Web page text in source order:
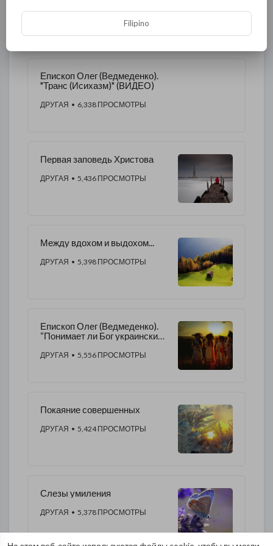
ДРУГАЯ• 6,043 ПРОСМОТРЫ
Епископ Олег (Ведмеденко).
"Транс (Исихазм)" (ВИДЕО)
ДРУГАЯ • 6,338 ПРОСМОТРЫ
Первая заповедь Христова
ДРУГАЯ • 5,436 ПРОСМОТРЫ
Между вдохом и выдохом...
ДРУГАЯ • 5,398 ПРОСМОТРЫ
Епископ Олег (Ведмеденко).
“Понимает ли Бог украинский
ДРУГАЯ • 5,556 ПРОСМОТРЫ
Покаяние совершенных
ДРУГАЯ • 5,424 ПРОСМОТРЫ
Слезы умиления
ДРУГАЯ • 5,378 ПРОСМОТРЫ
Filipino